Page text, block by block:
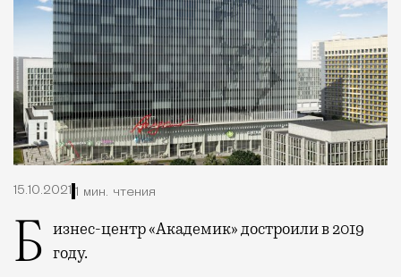
15.10.2021 1 мин. чтения
Бизнес-центр «Академик» достроили в 2019 году.